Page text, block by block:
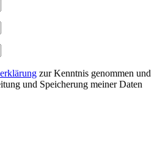
zur Kenntnis genommen und
und Speicherung meiner Daten